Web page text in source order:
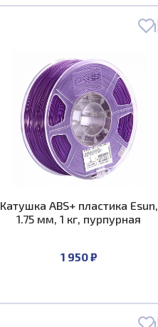
Катушка ABS+ пластика Esun,
1.75 мм, 1 кг, пурпурная
1 950 ₽